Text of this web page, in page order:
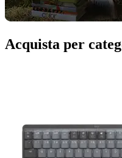
Acquista per